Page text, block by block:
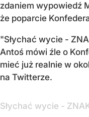
zdaniem wypowiedź
że poparcie
"Słychać wycie -
Antoś mówi źle o
mieć już realnie w
na Twitterze.
Słychać wycie -